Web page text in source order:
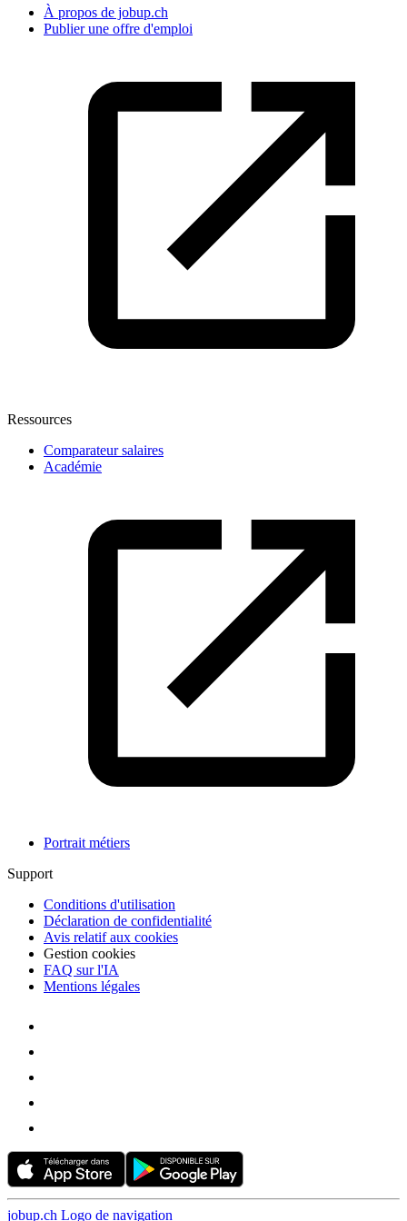
À propos de jobup.ch
Publier une offre d'emploi
Ressources
Comparateur salaires
Académie
Portrait métiers
Support
Conditions d'utilisation
Déclaration de confidentialité
Avis relatif aux cookies
Gestion cookies
FAQ sur l'IA
Mentions légales
jobup.ch Logo de navigation